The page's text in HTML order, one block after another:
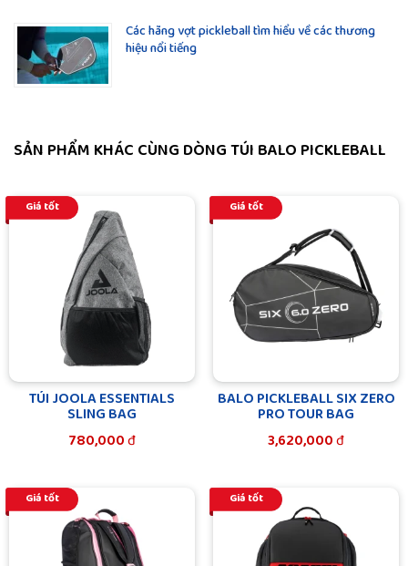
Các hãng vợt pickleball tìm hiểu về các thương
hiệu nổi tiếng
SẢN PHẨM KHÁC CÙNG DÒNG TÚI BALO PICKLEBALL
Giá tốt
TÚI JOOLA ESSENTIALS
SLING BAG
780,000đ
Giá tốt
BALO PICKLEBALL SIX ZERO
PRO TOUR BAG
3,620,000đ
Giá tốt Giá tốt